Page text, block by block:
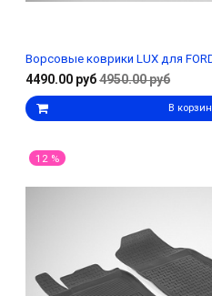
Ворсовые коврики LUX для
4490.00 руб4950.00 руб
В
12 %